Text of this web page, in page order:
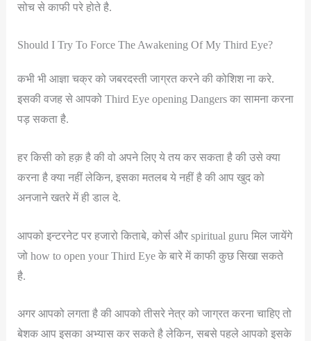
सोच से काफी परे होते है.
Should I Try To Force The Awakening Of My Third Eye?
कभी भी आज्ञा चक्र को जबरदस्ती जाग्रत करने की कोशिश ना करे.
इसकी वजह से आपको Third Eye opening Dangers का सामना करना
पड़ सकता है.
हर किसी को हक़ है की वो अपने लिए ये तय कर सकता है की उसे क्या
करना है क्या नहीं लेकिन, इसका मतलब ये नहीं है की आप खुद को
अनजाने खतरे में ही डाल दे.
आपको इन्टरनेट पर हजारो किताबे, कोर्स और spiritual guru मिल जायेंगे
जो how to open your Third Eye के बारे में काफी कुछ सिखा सकते
है.
अगर आपको लगता है की आपको तीसरे नेत्र को जाग्रत करना चाहिए तो
बेशक आप इसका अभ्यास कर सकते है लेकिन, सबसे पहले आपको इसके